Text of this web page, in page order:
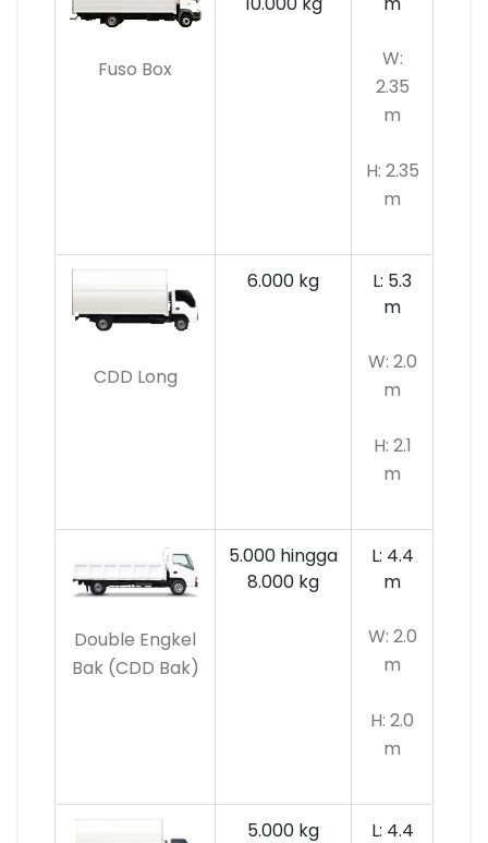
Fuso Box
W:
2.35
m
H: 2.35
m
CDD Long
6.000 kg
L: 5.3
m
W: 2.0
m
H: 2.1
m
Double Engkel
Bak (CDD Bak)
5.000 hingga
8.000 kg
L: 4.4
m
W: 2.0
m
H: 2.0
m
5.000 kg L: 4.4